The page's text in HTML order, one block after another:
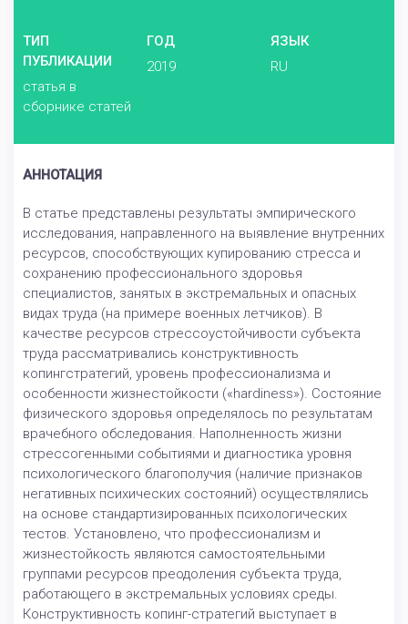
ТИП
ПУБЛИКАЦИИ
статья в
сборнике статей
ГОД
2019
ЯЗЫК
RU
АННОТАЦИЯ
В статье представлены результаты эмпирического
исследования, направленного на выявление внутренних
ресурсов, способствующих купированию стресса и
сохранению профессионального здоровья
специалистов, занятых в экстремальных и опасных
видах труда (на примере военных летчиков). В
качестве ресурсов стрессоустойчивости субъекта
труда рассматривались конструктивность
копингстратегий, уровень профессионализма и
особенности жизнестойкости («hardiness»). Состояние
физического здоровья определялось по результатам
врачебного обследования. Наполненность жизни
стрессогенными событиями и диагностика уровня
психологического благополучия (наличие признаков
негативных психических состояний) осуществлялись
на основе стандартизированных психологических
тестов. Установлено, что профессионализм и
жизнестойкость являются самостоятельными
группами ресурсов преодоления субъекта труда,
работающего в экстремальных условиях среды.
Конструктивность копинг-стратегий выступает в